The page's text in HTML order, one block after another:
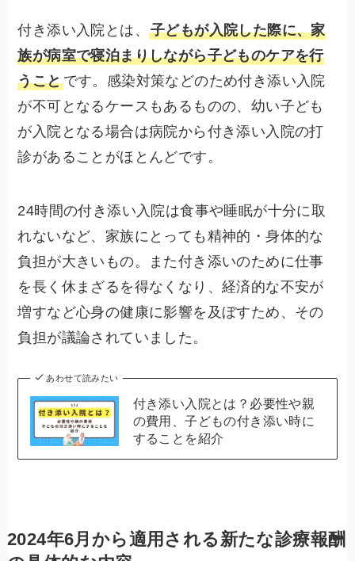
付き添い入院とは、子どもが入院した際に、家
族が病室で寝泊まりしながら子どものケアを行
うことです。感染対策などのため付き添い入院
が不可となるケースもあるものの、幼い子ども
が入院となる場合は病院から付き添い入院の打
診があることがほとんどです。
24時間の付き添い入院は食事や睡眠が十分に取
れないなど、家族にとっても精神的・身体的な
負担が大きいもの。また付き添いのために仕事
を長く休まざるを得なくなり、経済的な不安が
増すなど心身の健康に影響を及ぼすため、その
負担が議論されていました。
あわせて読みたい
付き添い入院とは？必要性や親
の費用、子どもの付き添い時に
することを紹介
2024年6月から適用される新たな診療報酬